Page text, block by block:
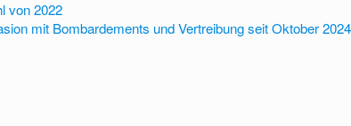
von 2022
mit Bombardements und Vertreibung seit Oktober 2024